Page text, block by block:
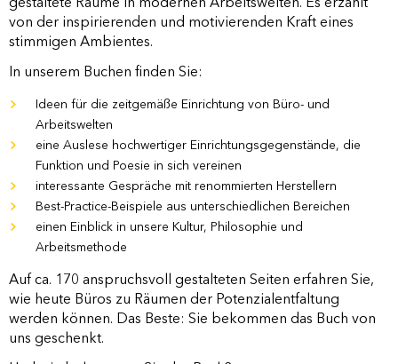
gestaltete Räume in modernen Arbeitswelten. Es erzählt
von der inspirierenden und motivierenden Kraft eines
stimmigen Ambientes.
In unserem Buchen finden Sie:
Ideen für die zeitgemäße Einrichtung von Büro- und
Arbeitswelten
eine Auslese hochwertiger Einrichtungsgegenstände, die
Funktion und Poesie in sich vereinen
interessante Gespräche mit renommierten Herstellern
Best-Practice-Beispiele aus unterschiedlichen Bereichen
einen Einblick in unsere Kultur, Philosophie und
Arbeitsmethode
Auf ca. 170 anspruchsvoll gestalteten Seiten erfahren Sie,
wie heute Büros zu Räumen der Potenzialentfaltung
werden können. Das Beste: Sie bekommen das Buch von
uns geschenkt.